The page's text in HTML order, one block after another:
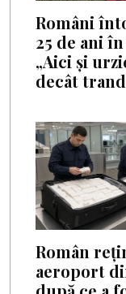
Români
25 de ani
„Aici și
decât
Român
aeroport